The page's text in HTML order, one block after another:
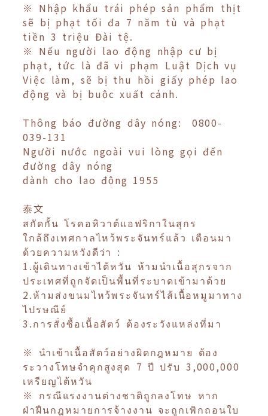
※ Nhập khẩu trái phép sản phẩm thịt
sẽ bị phạt tối đa 7 năm tù và phạt
tiền 3 triệu Đài tệ.
※ Nếu người lao động nhập cư bị
phạt, tức là đã vi phạm Luật Dịch vụ
Việc làm, sẽ bị thu hồi giấy phép lao
động và bị buộc xuất cảnh.
Thông báo đường dây nóng: 0800-
039-131
Người nước ngoài vui lòng gọi đến
đường dây nóng
dành cho lao động 1955
泰文
สกัดกั้น โรคอหิวาต์แอฟริกาในสุกร
ใกล้ถึงเทศกาลไหว้พระจันทร์แล้ว เตือนมา
ด้วยความหวังดีว่า :
1.ผู้เดินทางเข้าไต้หวัน ห้ามนำเนื้อสุกรจาก
ประเทศที่ถูกจัดเป็นพื้นที่ระบาดเข้ามาด้วย
2.ห้ามส่งขนมไหว้พระจันทร์ไส้เนื้อหมูมาทาง
ไปรษณีย์
3.การสั่งซื้อเนื้อสัตว์ ต้องระวังแหล่งที่มา
※ นำเข้าเนื้อสัตว์อย่างผิดกฎหมาย ต้อง
ระวางโทษจำคุกสูงสุด 7 ปี ปรับ 3,000,000
เหรียญไต้หวัน
※ กรณีแรงงานต่างชาติถูกลงโทษ หาก
ฝ่าฝืนกฎหมายการจ้างงาน จะถูกเพิกถอนใบ